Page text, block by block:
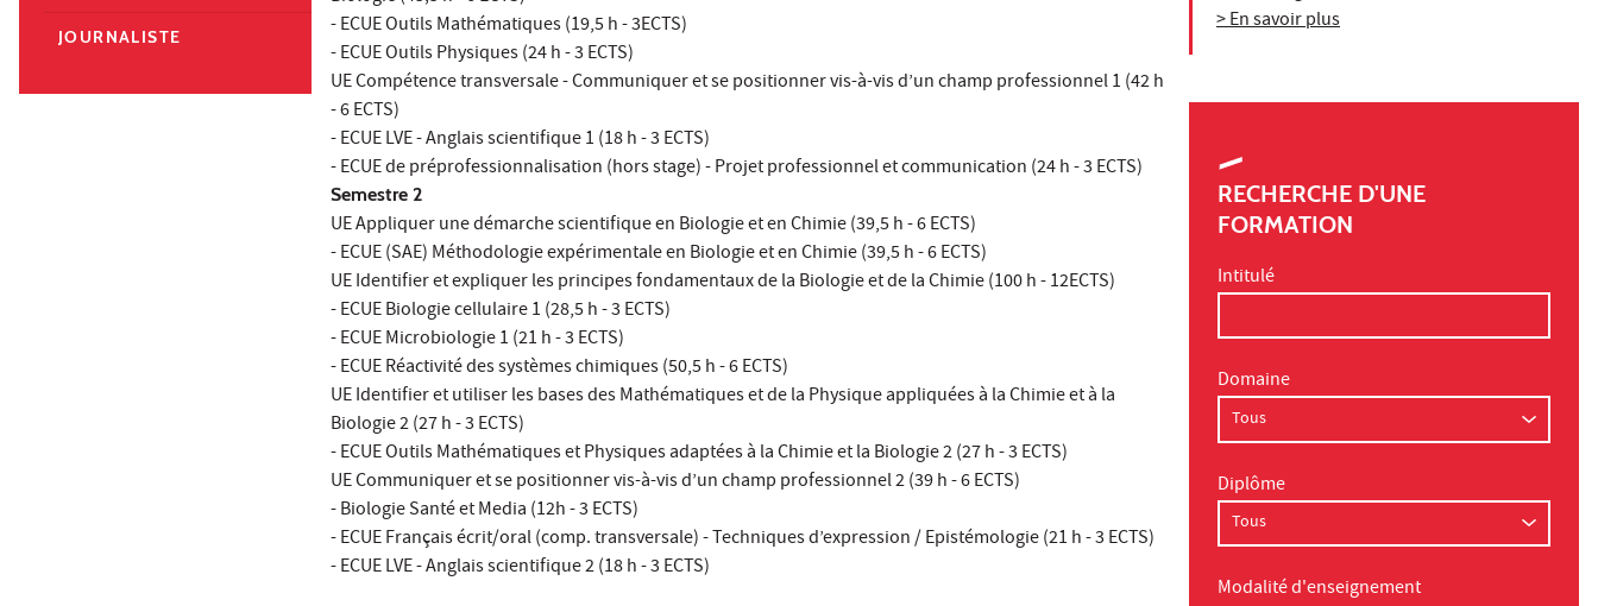
- ECUE Outils Mathématiques (19,5 h - 3ECTS)
- ECUE Outils Physiques (24 h - 3 ECTS)
UE Compétence transversale - Communiquer et se positionner vis-à-vis d’un champ professionnel 1 (42 h
- 6 ECTS)
- ECUE LVE - Anglais scientifique 1 (18 h - 3 ECTS)
- ECUE de préprofessionnalisation (hors stage) - Projet professionnel et communication (24 h - 3 ECTS)
Semestre 2
UE Appliquer une démarche scientifique en Biologie et en Chimie (39,5 h - 6 ECTS)
- ECUE (SAE) Méthodologie expérimentale en Biologie et en Chimie (39,5 h - 6 ECTS)
UE Identifier et expliquer les principes fondamentaux de la Biologie et de la Chimie (100 h - 12ECTS)
- ECUE Biologie cellulaire 1 (28,5 h - 3 ECTS)
- ECUE Microbiologie 1 (21 h - 3 ECTS)
- ECUE Réactivité des systèmes chimiques (50,5 h - 6 ECTS)
UE Identifier et utiliser les bases des Mathématiques et de la Physique appliquées à la Chimie et à la
Biologie 2 (27 h - 3 ECTS)
- ECUE Outils Mathématiques et Physiques adaptées à la Chimie et la Biologie 2 (27 h - 3 ECTS)
UE Communiquer et se positionner vis-à-vis d’un champ professionnel 2 (39 h - 6 ECTS)
- Biologie Santé et Media (12h - 3 ECTS)
- ECUE Français écrit/oral (comp. transversale) - Techniques d’expression / Epistémologie (21 h - 3 ECTS)
- ECUE LVE - Anglais scientifique 2 (18 h - 3 ECTS)
> En savoir plus
RECHERCHE D'UNE
FORMATION
Intitulé
Domaine
Diplôme
Modalité d'enseignement
JOURNALISTE